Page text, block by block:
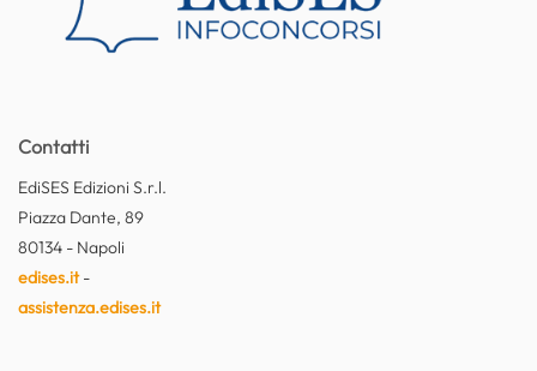
Contatti
EdiSES Edizioni S.r.l.
Piazza Dante, 89
80134 - Napoli
edises.it-
assistenza.edises.it